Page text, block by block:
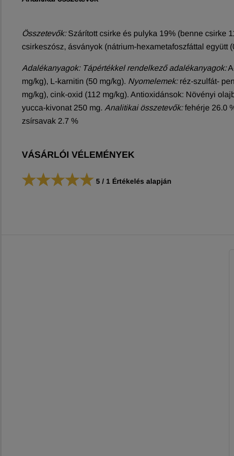
Összetevők:Szárított csirke és pulyka 19% (benne csirke
csirkeszósz, ásványok (nátrium-hexametafoszfáttal együtt
Adalékanyagok: Tápértékkel rendelkező adalékanyagok:
mg/kg), L-karnitin (50 mg/kg). Nyomelemek:réz-szulfát-
mg/kg), cink-oxid (112 mg/kg). Antioxidánsok: Növényi
yucca-kivonat 250 mg. Analitikai összetevők:fehérje 26.0
zsírsavak 2.7 %
VÁSÁRLÓI VÉLEMÉNYEK
5 / 1 Értékelés alapján